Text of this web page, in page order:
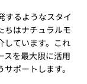
するようなスタイ
ちはナチュラルモ
しています。これ
スを最大限に活用
ポートします。